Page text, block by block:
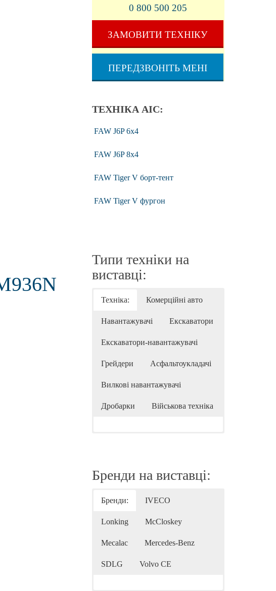
0 800 500 205
ЗАМОВИТИ ТЕХНІКУ
ПЕРЕДЗВОНІТЬ МЕНІ
ТЕХНІКА АІС:
FAW J6P 6x4
FAW J6P 8x4
FAW Tiger V борт-тент
FAW Tiger V фургон
Типи техніки на
виставці:
Техніка: Комерційні авто
Навантажувачі Екскаватори
Екскаватори-навантажувачі
Грейдери Асфальтоукладачі
Вилкові навантажувачі
Дробарки Військова техніка
Бренди на виставці:
Бренди: IVECO
Lonking McCloskey
Mecalac Mercedes-Benz
SDLG Volvo CE